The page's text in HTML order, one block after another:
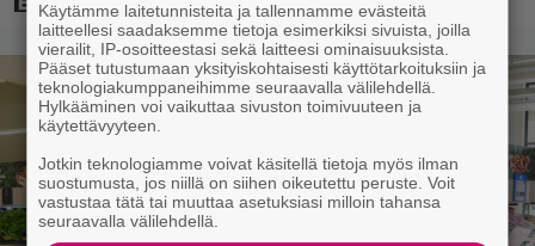
Käytämme laitetunnisteita ja tallennamme evästeitä
laitteellesi saadaksemme tietoja esimerkiksi sivuista, joilla
vierailit, IP-osoitteestasi sekä laitteesi ominaisuuksista.
Pääset tutustumaan yksityiskohtaisesti käyttötarkoituksiin ja
teknologiakumppaneihimme seuraavalla välilehdellä.
Hylkääminen voi vaikuttaa sivuston toimivuuteen ja
käytettävyyteen.
Jotkin teknologiamme voivat käsitellä tietoja myös ilman
suostumusta, jos niillä on siihen oikeutettu peruste. Voit
vastustaa tätä tai muuttaa asetuksiasi milloin tahansa
seuraavalla välilehdellä.